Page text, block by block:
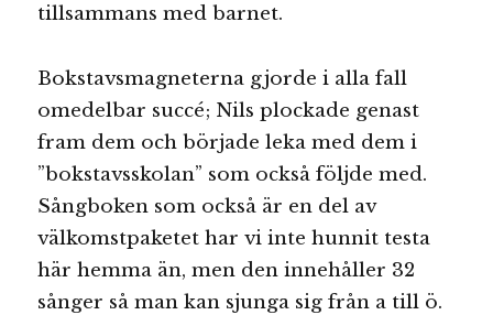
tillsammans med barnet.
Bokstavsmagneterna gjorde i alla fall
omedelbar succé; Nils plockade genast
fram dem och började leka med dem i
”bokstavsskolan” som också följde med.
Sångboken som också är en del av
välkomstpaketet har vi inte hunnit testa
här hemma än, men den innehåller 32
sånger så man kan sjunga sig från a till ö.